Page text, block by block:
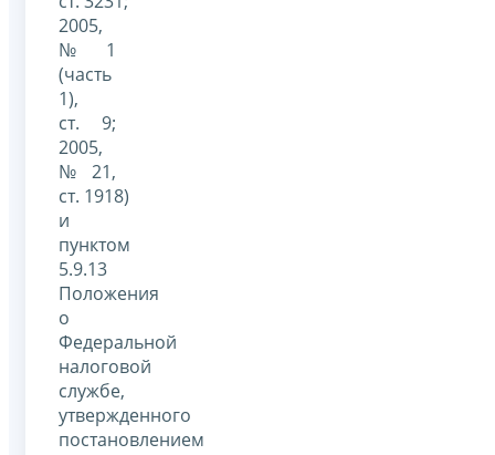
2005,
№ 1
(часть
1),
ст. 9;
2005,
№ 21,
ст. 1918)
и
пунктом
5.9.13
Положения
о
Федеральной
налоговой
службе,
утвержденного
постановлением